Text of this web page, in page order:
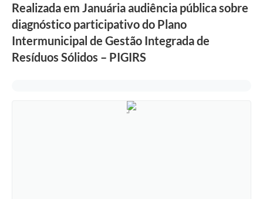
Contratos
Carta de Serviços
Realizada em Januária audiência pública sobre
diagnóstico participativo do Plano
Intermunicipal de Gestão Integrada de
Resíduos Sólidos – PIGIRS